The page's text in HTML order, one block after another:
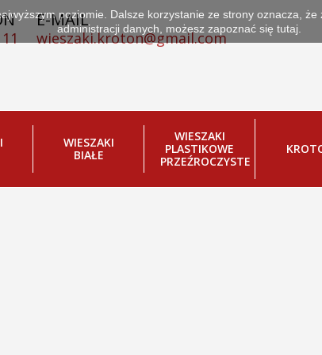
E-MAIL
wieszaki.kroton@gmail.com
WIESZAKI
BIAŁE
WIESZAKI
PLASTIKOWE
PRZEŹROCZYSTE
KUPUJĄ
poziomie. Dalsze korzystanie ze strony oznacza,
administracji danych, możesz zapoznać się tutaj.